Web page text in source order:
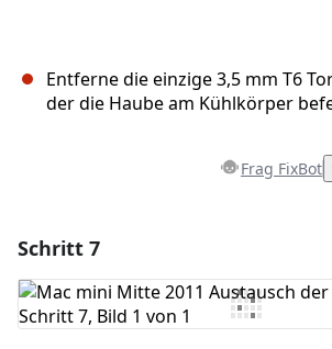
Entferne die einzige 3,5 mm T6
der die Haube am Kühlkörper
Frag FixBot
Kommentar hinzufügen
Schritt 7